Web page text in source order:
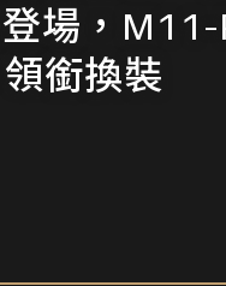
場，M11-
銜換裝